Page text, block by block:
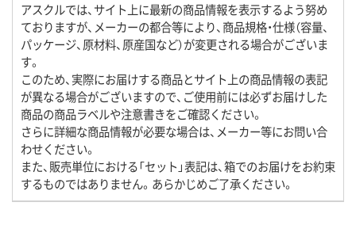
アスクルでは、サイト上に最新の商品情報を表示するよう努め
ておりますが、メーカーの都合等により、商品規格・仕様（容量、
パッケージ、原材料、原産国など）が変更される場合がございま
す。
このため、実際にお届けする商品とサイト上の商品情報の表記
が異なる場合がございますので、ご使用前には必ずお届けした
商品の商品ラベルや注意書きをご確認ください。
さらに詳細な商品情報が必要な場合は、メーカー等にお問い合
わせください。
また、販売単位における「セット」表記は、箱でのお届けをお約束
するものではありません。あらかじめご了承ください。